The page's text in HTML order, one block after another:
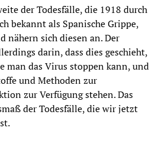
der Todesfälle, die 1918 durch
bekannt als Spanische Grippe,
nähern sich diesen an. Der
darin, dass dies geschieht,
man das Virus stoppen kann, und
und Methoden zur
zur Verfügung stehen. Das
der Todesfälle, die wir jetzt